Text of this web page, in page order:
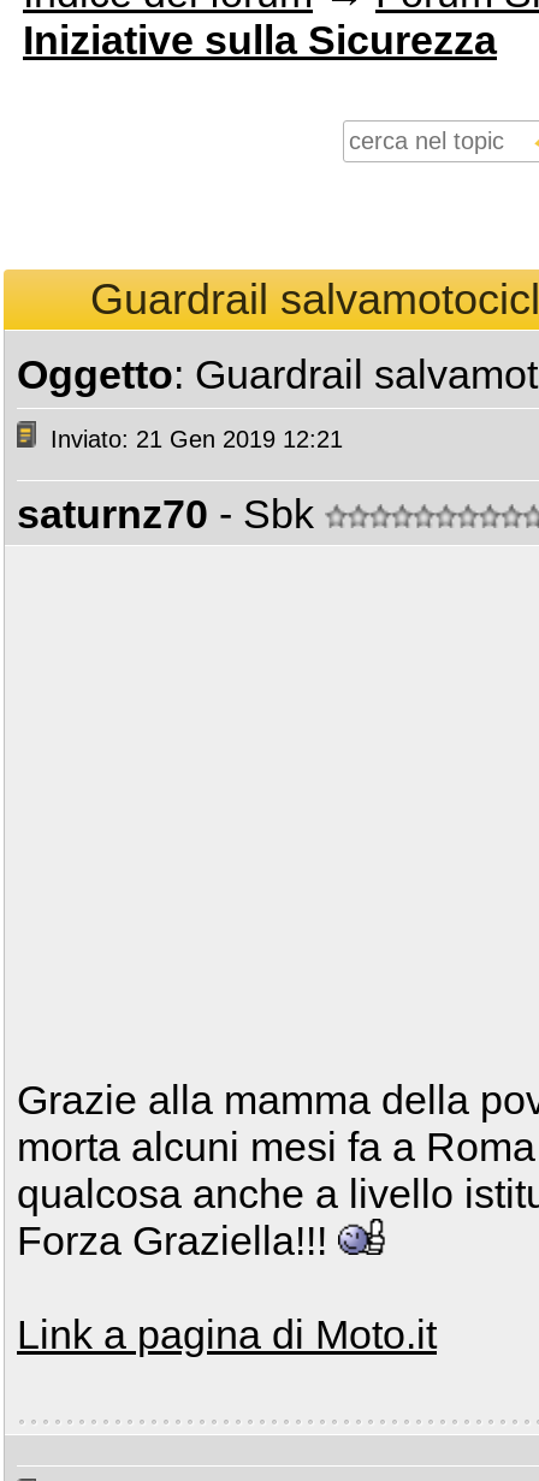
Iniziative sulla Sicurezza
Guardrail
Oggetto: Guardrail
Inviato: 21 Gen 2019 12:21
saturnz70 - Sbk
Grazie alla mamma della
morta alcuni mesi fa a
qualcosa anche a livello
Forza Graziella!!!
Link a pagina di Moto.it